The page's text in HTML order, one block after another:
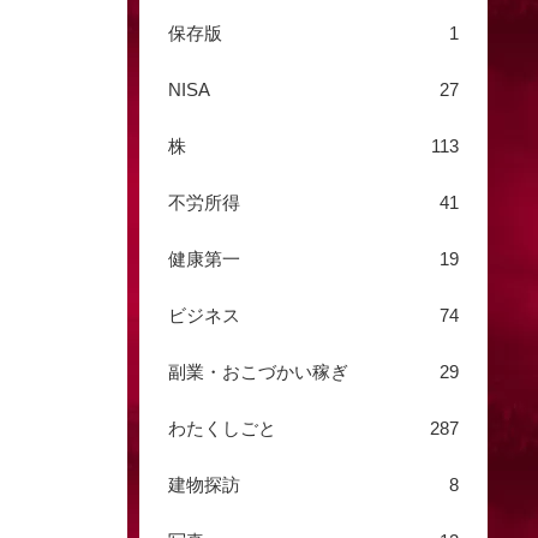
保存版 1
NISA 27
株 113
不労所得 41
健康第一 19
ビジネス 74
副業・おこづかい稼ぎ 29
わたくしごと 287
建物探訪 8